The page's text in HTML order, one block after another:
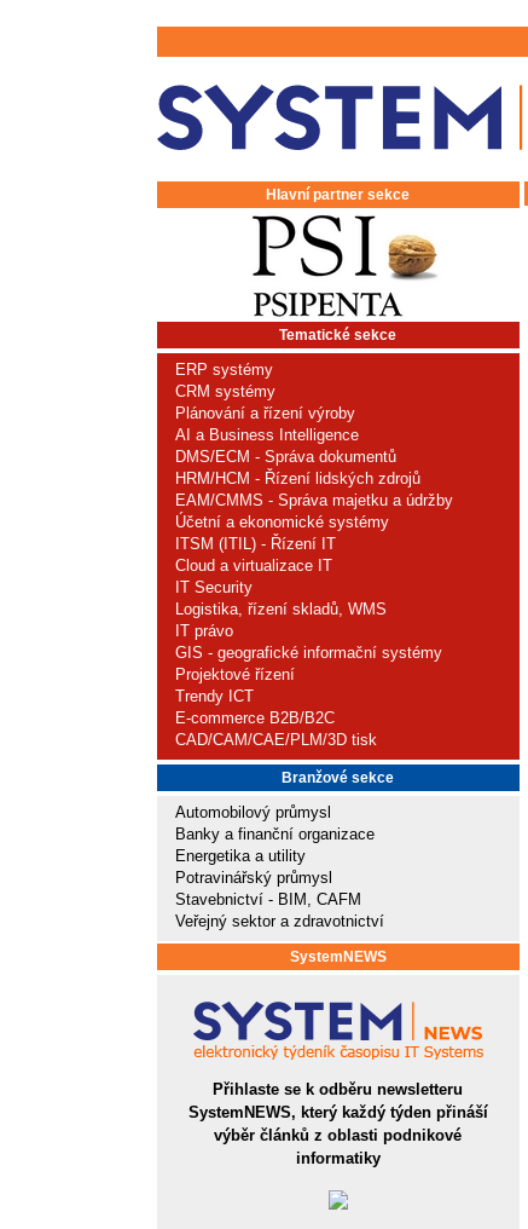
Hlavní partner sekce
Tematické sekce
ERP systémy
CRM systémy
Plánování a řízení výroby
AI a Business Intelligence
DMS/ECM - Správa dokumentů
HRM/HCM - Řízení lidských zdrojů
EAM/CMMS - Správa majetku a údržby
Účetní a ekonomické systémy
ITSM (ITIL) - Řízení IT
Cloud a virtualizace IT
IT Security
Logistika, řízení skladů, WMS
IT právo
GIS - geografické informační systémy
Projektové řízení
Trendy ICT
E-commerce B2B/B2C
CAD/CAM/CAE/PLM/3D tisk
Branžové sekce
Automobilový průmysl
Banky a finanční organizace
Energetika a utility
Potravinářský průmysl
Stavebnictví - BIM, CAFM
Veřejný sektor a zdravotnictví
SystemNEWS
Přihlaste se k odběru newsletteru
SystemNEWS, který každý týden přináší
výběr článků z oblasti podnikové
informatiky